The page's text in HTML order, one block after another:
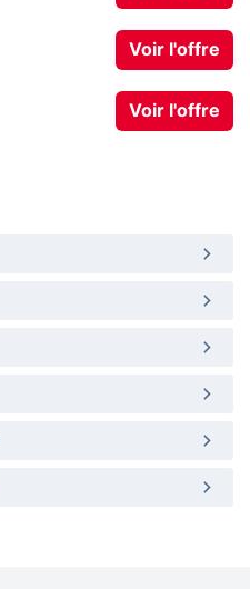
Voir l'offre
Voir l'offre